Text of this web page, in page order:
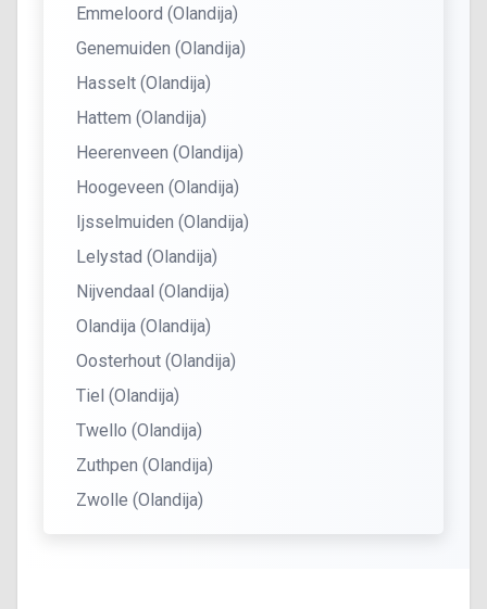
Emmeloord (Olandija)
Genemuiden (Olandija)
Hasselt (Olandija)
Hattem (Olandija)
Heerenveen (Olandija)
Hoogeveen (Olandija)
Ijsselmuiden (Olandija)
Lelystad (Olandija)
Nijvendaal (Olandija)
Olandija (Olandija)
Oosterhout (Olandija)
Tiel (Olandija)
Twello (Olandija)
Zuthpen (Olandija)
Zwolle (Olandija)